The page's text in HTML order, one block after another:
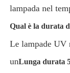
lampada nel
Qual è la durata
Le lampade UV
unLunga durata